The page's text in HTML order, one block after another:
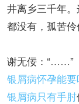
井离乡三千年
都没有，孤苦
谢无佞：“……”
银屑病怀孕能
银屑病只有手肘